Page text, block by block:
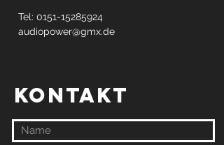
Tel: 0151-15285924
audiopower@gmx.de
KONTAKT